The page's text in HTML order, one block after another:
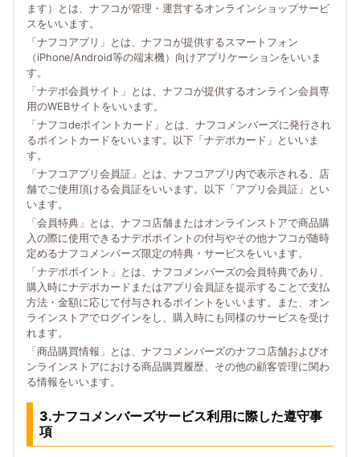
ます）とは、ナフコが管理・運営するオンラインショップサービ
スをいいます。
「ナフコアプリ」とは、ナフコが提供するスマートフォン
（iPhone/Android等の端末機）向けアプリケーションをいいま
す。
「ナデポ会員サイト」とは、ナフコが提供するオンライン会員専
用のWEBサイトをいいます。
「ナフコdeポイントカード」とは、ナフコメンバーズに発行され
るポイントカードをいいます。以下「ナデポカード」といいま
す。
「ナフコアプリ会員証」とは、ナフコアプリ内で表示される、店
舗でご使用頂ける会員証をいいます。以下「アプリ会員証」とい
います。
「会員特典」とは、ナフコ店舗またはオンラインストアで商品購
入の際に使用できるナデポポイントの付与やその他ナフコが随時
定めるナフコメンバーズ限定の特典・サービスをいいます。
「ナデポポイント」とは、ナフコメンバーズの会員特典であり、
購入時にナデポカードまたはアプリ会員証を提示することで支払
方法・金額に応じて付与されるポイントをいいます。また、オン
ラインストアでログインをし、購入時にも同様のサービスを受け
れます。
「商品購買情報」とは、ナフコメンバーズのナフコ店舗およびオ
ンラインストアにおける商品購買履歴、その他の顧客管理に関わ
る情報をいいます。
3.ナフコメンバーズサービス利用に際した遵守事
項